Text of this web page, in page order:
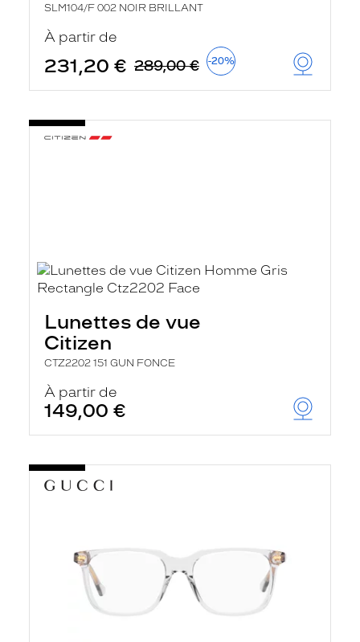
SLM104/F 002 NOIR BRILLANT
À partir de
231,20 € 289,00 € -20%
Lunettes de vue
Citizen
CTZ2202 151 GUN FONCE
À partir de
149,00 €